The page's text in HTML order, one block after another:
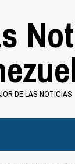
DE LAS NOTICIAS